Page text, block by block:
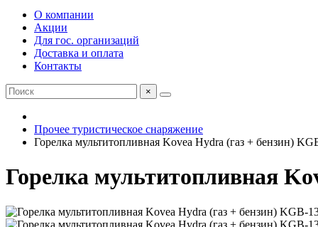
О компании
Акции
Для гос. организаций
Доставка и оплата
Контакты
×
Прочее туристическое снаряжение
Горелка мультитопливная Kovea Hydra (газ + бензин)
Горелка мультитопливная